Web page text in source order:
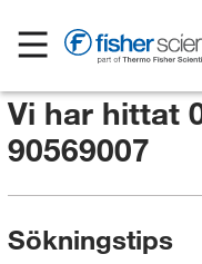
Vi har hittat
90569007
Sökningstips